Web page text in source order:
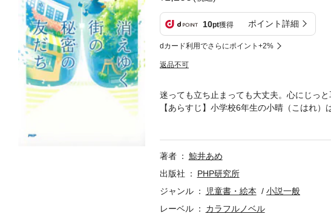
10pt獲得 ポイント詳細
dカード利用でさらにポイント+2%
返品不可
迷っても立ち止まっても大丈夫。心にじっ
【あらすじ】小学校6年生の小晴（こはれ
をしていると、一枚の紙を見つける。その
る。他に動物も人もいない、2人きりの街で
には、ラッタッタとさよならしなくてはい
ッタッタ／11 鈴ちゃんの家／12 仲直り／
著者
鯨井あめ
出版社
PHP研究所
ジャンル
児童書・絵本
小説一般
レーベル
カラフルノベル